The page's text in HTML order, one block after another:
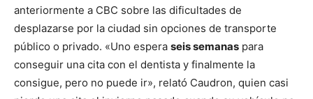
anteriormente a CBC sobre las dificultades de
desplazarse por la ciudad sin opciones de transporte
público o privado. «Uno espera seis semanas para
conseguir una cita con el dentista y finalmente la
consigue, pero no puede ir», relató Caudron, quien casi